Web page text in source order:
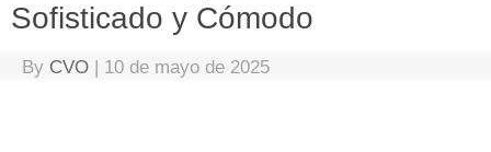
Sofisticado y Cómodo
By CVO | 10 de mayo de 2025